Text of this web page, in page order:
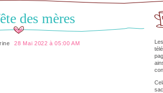
des mères
28 Mai 2022 à 05:00 AM